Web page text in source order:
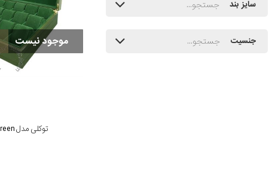
موجود نیست
توکلی مدل TW-2324-Green
سایز بند
جنسیت